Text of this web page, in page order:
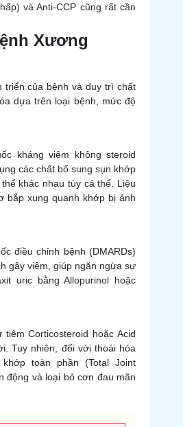
và Anti-CCP cũng rất cần
Xương
triển của bệnh và duy trì chất
dựa trên loại bệnh, mức độ
kháng viêm không steroid
các chất bổ sung sụn khớp
khác nhau tùy cá thể. Liệu
bắp xung quanh khớp bị ảnh
điều chỉnh bệnh (DMARDs)
gây viêm, giúp ngăn ngừa sự
uric bằng Allopurinol hoặc
Corticosteroid hoặc Acid
Tuy nhiên, đối với thoái hóa
toàn phần (Total Joint
động và loại bỏ cơn đau mãn